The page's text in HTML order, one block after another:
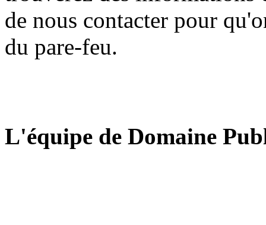
de nous contacter pour
du pare-feu.
L'équipe de Domaine